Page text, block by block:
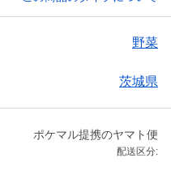
野菜
茨城県
ポケマル提携のヤマト便
配送区分: